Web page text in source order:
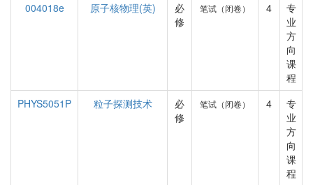
004018e
原子核物理(英)
必
修
笔试（闭卷） 4
专
业
方
向
课
程
PHYS5051P
粒子探测技术
必
修
笔试（闭卷） 4
专
业
方
向
课
程